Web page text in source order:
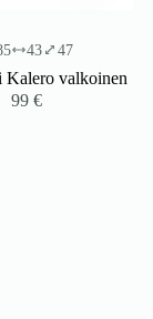
43 47
valkoinen
99€